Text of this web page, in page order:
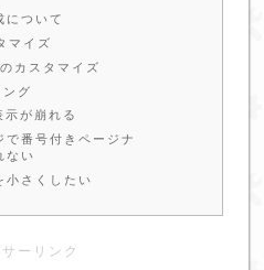
について
マイズ
カスタマイズ
グ
が崩れる
で番号付きページナ
ない
小さくしたい
ーリンク